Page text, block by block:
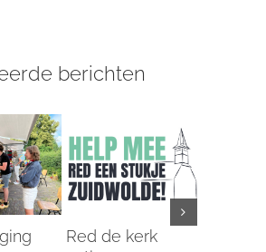
berichten
Red de kerk